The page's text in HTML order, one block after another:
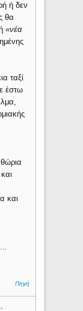
ή δεν
θα
«νέα
ταξί
έστω
και
Πηγή